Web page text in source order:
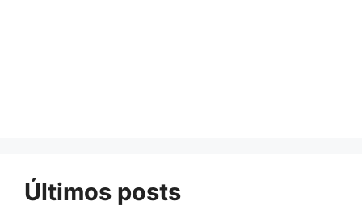
Últimos posts